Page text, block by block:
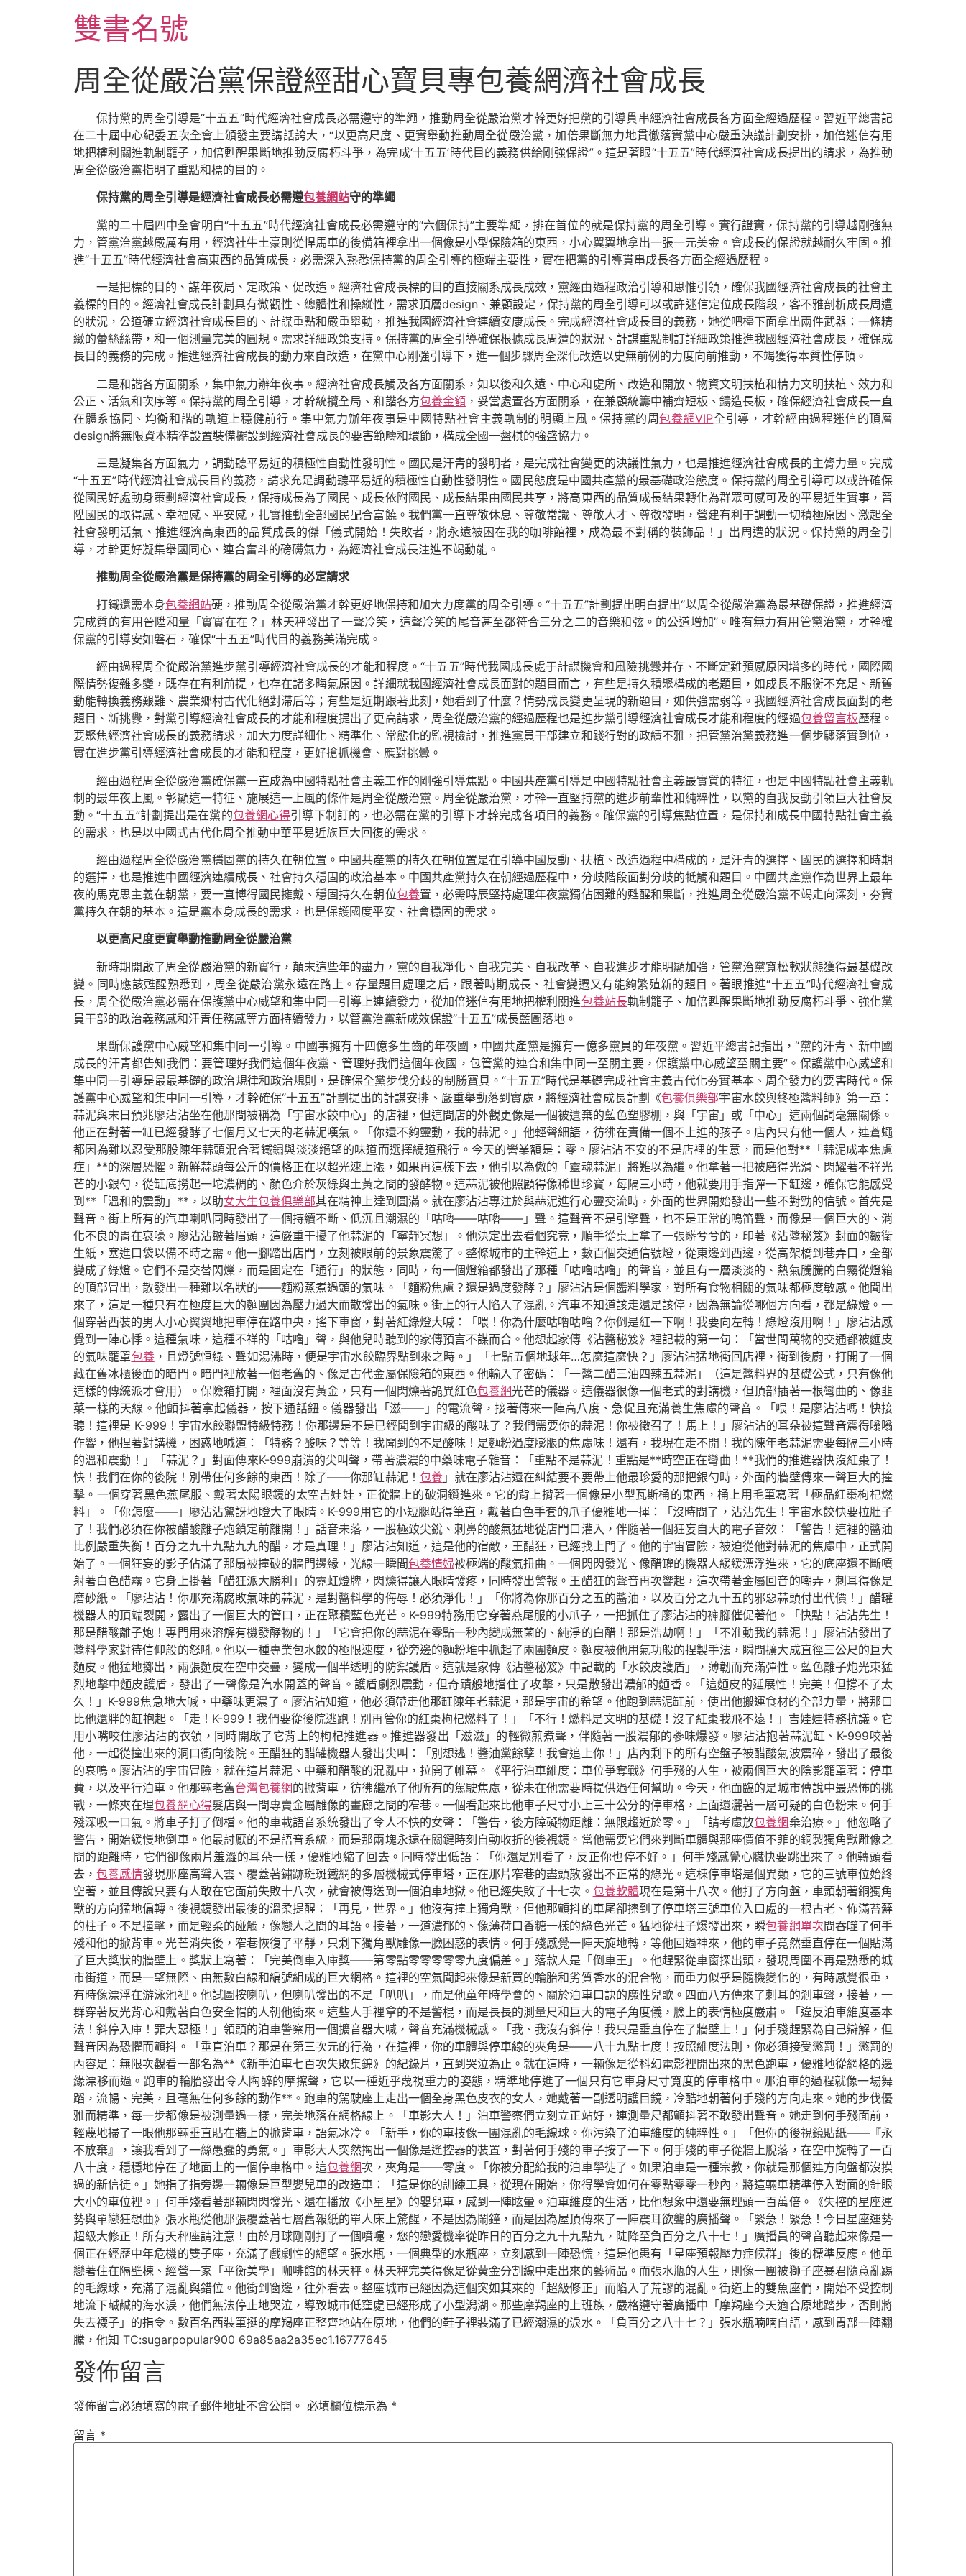
雙書名號
周全從嚴治黨保證經甜心寶貝專包養網濟社會成長
保持黨的周全引導是“十五五”時代經濟社會成長必需遵守的準繩，推動周全從嚴治黨才幹更好把黨的引導貫串經濟社會成長各方面全經過歷程。習近平總書記
在二十屆中心紀委五次全會上頒發主要講話誇大，“以更高尺度、更實舉動推動周全從嚴治黨，加倍果斷無力地貫徹落實黨中心嚴重決議計劃安排，加倍迷信有用
地把權利關進軌制籠子，加倍甦醒果斷地推動反腐朽斗爭，為完成‘十五五’時代目的義務供給剛強保證”。這是著眼“十五五”時代經濟社會成長提出的請求，為推動
周全從嚴治黨指明了重點和標的目的。
保持黨的周全引導是經濟社會成長必需遵包養網站守的準繩
黨的二十屆四中全會明白“十五五”時代經濟社會成長必需遵守的“六個保持”主要準繩，排在首位的就是保持黨的周全引導。實行證實，保持黨的引導越剛強無
力，管黨治黨越嚴厲有用，經濟社牛土豪則從悍馬車的後備箱裡拿出一個像是小型保險箱的東西，小心翼翼地拿出一張一元美金。會成長的保證就越耐久牢固。推
進“十五五”時代經濟社會高東西的品質成長，必需深入熟悉保持黨的周全引導的極端主要性，實在把黨的引導貫串成長各方面全經過歷程。
一是把標的目的、謀年夜局、定政策、促改造。經濟社會成長標的目的直接關系成長成效，黨經由過程政治引導和思惟引領，確保我國經濟社會成長的社會主
義標的目的。經濟社會成長計劃具有微觀性、總體性和操縱性，需求頂層design、兼顧設定，保持黨的周全引導可以或許迷信定位成長階段，客不雅剖析成長周遭
的狀況，公道確立經濟社會成長目的、計謀重點和嚴重舉動，推進我國經濟社會連續安康成長。完成經濟社會成長目的義務，她從吧檯下面拿出兩件武器：一條精
緻的蕾絲絲帶，和一個測量完美的圓規。需求詳細政策支持。保持黨的周全引導確保根據成長周遭的狀況、計謀重點制訂詳細政策推進我國經濟社會成長，確保成
長目的義務的完成。推進經濟社會成長的動力來自改造，在黨中心剛強引導下，進一個步驟周全深化改造以史無前例的力度向前推動，不竭獲得本質性停頓。
二是和諧各方面關系，集中氣力辦年夜事。經濟社會成長觸及各方面關系，如以後和久遠、中心和處所、改造和開放、物資文明扶植和精力文明扶植、效力和
公正、活氣和次序等。保持黨的周全引導，才幹統攬全局、和諧各方包養金額，妥當處置各方面關系，在兼顧統籌中補齊短板、鑄造長板，確保經濟社會成長一直
在體系協同、均衡和諧的軌道上穩健前行。集中氣力辦年夜事是中國特點社會主義軌制的明顯上風。保持黨的周包養網VIP全引導，才幹經由過程迷信的頂層
design將無限資本精準設置裝備擺設到經濟社會成長的要害範疇和環節，構成全國一盤棋的強盛協力。
三是凝集各方面氣力，調動聽平易近的積極性自動性發明性。國民是汗青的發明者，是完成社會變更的決議性氣力，也是推進經濟社會成長的主膂力量。完成
“十五五”時代經濟社會成長目的義務，請求充足調動聽平易近的積極性自動性發明性。國民態度是中國共產黨的最基礎政治態度。保持黨的周全引導可以或許確保
從國民好處動身策劃經濟社會成長，保持成長為了國民、成長依附國民、成長結果由國民共享，將高東西的品質成長結果轉化為群眾可感可及的平易近生實事，晉
陞國民的取得感、幸福感、平安感，扎實推動全部國民配合富饒。我們黨一直尊敬休息、尊敬常識、尊敬人才、尊敬發明，營建有利于調動一切積極原因、激起全
社會發明活氣、推進經濟高東西的品質成長的傑「儀式開始！失敗者，將永遠被困在我的咖啡館裡，成為最不對稱的裝飾品！」出周遭的狀況。保持黨的周全引
導，才幹更好凝集舉國同心、連合奮斗的磅礴氣力，為經濟社會成長注進不竭動能。
推動周全從嚴治黨是保持黨的周全引導的必定請求
打鐵還需本身包養網站硬，推動周全從嚴治黨才幹更好地保持和加大力度黨的周全引導。“十五五”計劃提出明白提出“以周全從嚴治黨為最基礎保證，推進經濟
完成質的有用晉陞和量「實實在在？」林天秤發出了一聲冷笑，這聲冷笑的尾音甚至都符合三分之二的音樂和弦。的公道增加”。唯有無力有用管黨治黨，才幹確
保黨的引導安如磐石，確保“十五五”時代目的義務美滿完成。
經由過程周全從嚴治黨進步黨引導經濟社會成長的才能和程度。“十五五”時代我國成長處于計謀機會和風險挑釁并存、不斷定難預感原因增多的時代，國際國
際情勢復雜多變，既存在有利前提，也存在諸多晦氣原因。詳細就我國經濟社會成長面對的題目而言，有些是持久積聚構成的老題目，如成長不服衡不充足、新舊
動能轉換義務艱難、農業鄉村古代化絕對滯后等；有些是近期跟著此刻，她看到了什麼？情勢成長變更呈現的新題目，如供強需弱等。我國經濟社會成長面對的老
題目、新挑釁，對黨引導經濟社會成長的才能和程度提出了更高請求，周全從嚴治黨的經過歷程也是進步黨引導經濟社會成長才能和程度的經過包養留言板歷程。
要聚焦經濟社會成長的義務請求，加大力度詳細化、精準化、常態化的監視檢討，推進黨員干部建立和踐行對的政績不雅，把管黨治黨義務進一個步驟落實到位，
實在進步黨引導經濟社會成長的才能和程度，更好搶抓機會、應對挑釁。
經由過程周全從嚴治黨確保黨一直成為中國特點社會主義工作的剛強引導焦點。中國共產黨引導是中國特點社會主義最實質的特征，也是中國特點社會主義軌
制的最年夜上風。彰顯這一特征、施展這一上風的條件是周全從嚴治黨。周全從嚴治黨，才幹一直堅持黨的進步前輩性和純粹性，以黨的自我反動引領巨大社會反
動。“十五五”計劃提出是在黨的包養網心得引導下制訂的，也必需在黨的引導下才幹完成各項目的義務。確保黨的引導焦點位置，是保持和成長中國特點社會主義
的需求，也是以中國式古代化周全推動中華平易近族巨大回復的需求。
經由過程周全從嚴治黨穩固黨的持久在朝位置。中國共產黨的持久在朝位置是在引導中國反動、扶植、改造過程中構成的，是汗青的選擇、國民的選擇和時期
的選擇，也是推進中國經濟連續成長、社會持久穩固的政治基本。中國共產黨持久在朝經過歷程中，分歧階段面對分歧的牴觸和題目。中國共產黨作為世界上最年
夜的馬克思主義在朝黨，要一直博得國民擁戴、穩固持久在朝位包養置，必需時辰堅持處理年夜黨獨佔困難的甦醒和果斷，推進周全從嚴治黨不竭走向深刻，夯實
黨持久在朝的基本。這是黨本身成長的需求，也是保護國度平安、社會穩固的需求。
以更高尺度更實舉動推動周全從嚴治黨
新時期開啟了周全從嚴治黨的新實行，顛末這些年的盡力，黨的自我凈化、自我完美、自我改革、自我進步才能明顯加強，管黨治黨寬松軟狀態獲得最基礎改
變。同時應該甦醒熟悉到，周全從嚴治黨永遠在路上。存量題目處理之后，跟著時期成長、社會變遷又有能夠繁殖新的題目。著眼推進“十五五”時代經濟社會成
長，周全從嚴治黨必需在保護黨中心威望和集中同一引導上連續發力，從加倍迷信有用地把權利關進包養站長軌制籠子、加倍甦醒果斷地推動反腐朽斗爭、強化黨
員干部的政治義務感和汗青任務感等方面持續發力，以管黨治黨新成效保證“十五五”成長藍圖落地。
果斷保護黨中心威望和集中同一引導。中國事擁有十四億多生齒的年夜國，中國共產黨是擁有一億多黨員的年夜黨。習近平總書記指出，“黨的汗青、新中國
成長的汗青都告知我們：要管理好我們這個年夜黨、管理好我們這個年夜國，包管黨的連合和集中同一至關主要，保護黨中心威望至關主要”。保護黨中心威望和
集中同一引導是最最基礎的政治規律和政治規則，是確保全黨步伐分歧的制勝寶貝。“十五五”時代是基礎完成社會主義古代化夯實基本、周全發力的要害時代。保
護黨中心威望和集中同一引導，才幹確保“十五五”計劃提出的計謀安排、嚴重舉動落到實處，將經濟社會成長計劃《包養俱樂部宇宙水餃與終極醬料師》第一章：
蒜泥與末日預兆廖沾沾坐在他那間被稱為「宇宙水餃中心」的店裡，但這間店的外觀更像是一個被遺棄的藍色塑膠棚，與「宇宙」或「中心」這兩個詞毫無關係。
他正在對著一缸已經發酵了七個月又七天的老蒜泥嘆氣。「你還不夠靈動，我的蒜泥。」他輕聲細語，彷彿在責備一個不上進的孩子。店內只有他一個人，連蒼蠅
都因為難以忍受那股陳年蒜頭混合著鐵鏽與淡淡絕望的味道而選擇繞道飛行。今天的營業額是：零。廖沾沾不安的不是店裡的生意，而是他對**「蒜泥成本焦慮
症」**的深層恐懼。新鮮蒜頭每公斤的價格正在以超光速上漲，如果再這樣下去，他引以為傲的「靈魂蒜泥」將難以為繼。他拿著一把被磨得光滑、閃耀著不祥光
芒的小銀勺，從缸底撈起一坨濃稠的、顏色介於灰綠與土黃之間的發酵物。這蒜泥被他照顧得像稀世珍寶，每隔三小時，他就要用手指彈一下缸邊，確保它能感受
到**「溫和的震動」**，以助女大生包養俱樂部其在精神上達到圓滿。就在廖沾沾專注於與蒜泥進行心靈交流時，外面的世界開始發出一些不對勁的信號。首先是
聲音。街上所有的汽車喇叭同時發出了一個持續不斷、低沉且潮濕的「咕嚕——咕嚕——」聲。這聲音不是引擎聲，也不是正常的鳴笛聲，而像是一個巨大的、消
化不良的胃在哀嚎。廖沾沾皺著眉頭，這嚴重干擾了他蒜泥的「寧靜冥想」。他決定出去看個究竟，順手從桌上拿了一張髒兮兮的，印著《沾醬秘笈》封面的皺衛
生紙，塞進口袋以備不時之需。他一腳踏出店門，立刻被眼前的景象震驚了。整條城市的主幹道上，數百個交通信號燈，從東邊到西邊，從高架橋到巷弄口，全部
變成了綠燈。它們不是交替閃爍，而是固定在「通行」的狀態，同時，每一個燈箱都發出了那種「咕嚕咕嚕」的聲音，並且有一層淡淡的、熱氣騰騰的白霧從燈箱
的頂部冒出，散發出一種難以名狀的——麵粉蒸煮過頭的氣味。「麵粉焦慮？還是過度發酵？」廖沾沾是個醬料學家，對所有食物相關的氣味都極度敏感。他聞出
來了，這是一種只有在極度巨大的麵團因為壓力過大而散發出的氣味。街上的行人陷入了混亂。汽車不知道該走還是該停，因為無論從哪個方向看，都是綠燈。一
個穿著西裝的男人小心翼翼地把車停在路中央，搖下車窗，對著紅綠燈大喊：「喂！你為什麼咕嚕咕嚕？你倒是紅一下啊！我要向左轉！綠燈沒用啊！」廖沾沾感
覺到一陣心悸。這種氣味，這種不祥的「咕嚕」聲，與他兒時聽到的家傳預言不謀而合。他想起家傳《沾醬秘笈》裡記載的第一句：「當世間萬物的交通都被麵皮
的氣味籠罩包養，且燈號恒綠、聲如湯沸時，便是宇宙水餃臨界點到來之時。」「七點五個地球年…怎麼這麼快？」廖沾沾猛地衝回店裡，衝到後廚，打開了一個
藏在舊冰櫃後面的暗門。暗門裡放著一個老舊的、像是古代金屬保險箱的東西。他輸入了密碼：「一醬二醋三油四辣五蒜泥」（這是醬料界的基礎公式，只有像他
這樣的傳統派才會用）。保險箱打開，裡面沒有黃金，只有一個閃爍著詭異紅色包養網光芒的儀器。這儀器很像一個老式的對講機，但頂部插著一根彎曲的、像韭
菜一樣的天線。他顫抖著拿起儀器，按下通話鈕。儀器發出「滋——」的電流聲，接著傳來一陣高八度、急促且充滿養生焦慮的聲音。「喂！是廖沾沾嗎！快接
聽！這裡是 K-999！宇宙水餃聯盟特級特務！你那邊是不是已經聞到宇宙級的酸味了？我們需要你的蒜泥！你被徵召了！馬上！」廖沾沾的耳朵被這聲音震得嗡嗡
作響，他捏著對講機，困惑地喊道：「特務？酸味？等等！我聞到的不是酸味！是麵粉過度膨脹的焦慮味！還有，我現在走不開！我的陳年老蒜泥需要每隔三小時
的溫和震動！」「蒜泥？」對面傳來K-999崩潰的尖叫聲，帶著濃濃的中藥味電子雜音：「重點不是蒜泥！重點是**時空正在彎曲！**我們的推進器快沒紅棗了！
快！我們在你的後院！別帶任何多餘的東西！除了——你那缸蒜泥！ 包養」就在廖沾沾還在糾結要不要帶上他最珍愛的那把銀勺時，外面的牆壁傳來一聲巨大的撞
擊。一個穿著黑色燕尾服、戴著太陽眼鏡的太空吉娃娃，正從牆上的破洞鑽進來。它的背上揹著一個像是小型瓦斯桶的東西，桶上用毛筆寫著「極品紅棗枸杞燃
料」。「你怎麼——」廖沾沾驚訝地瞪大了眼睛。K-999用它的小短腿站得筆直，戴著白色手套的爪子優雅地一揮：「沒時間了，沾沾先生！宇宙水餃快要拉肚子
了！我們必須在你被醋酸離子炮鎖定前離開！」話音未落，一股極致尖銳、刺鼻的酸氣猛地從店門口灌入，伴隨著一個狂妄自大的電子音效：「警告！這裡的醬油
比例嚴重失衡！百分之九十九點九九的醋，才是真理！」廖沾沾知道，這是他的宿敵，王醋狂，已經找上門了。他的宇宙冒險，被迫從他對蒜泥的焦慮中，正式開
始了。一個狂妄的影子佔滿了那扇被撞破的牆門邊緣，光線一瞬間包養情婦被極端的酸氣扭曲。一個閃閃發光、像醋罐的機器人緩緩漂浮進來，它的底座還不斷噴
射著白色醋霧。它身上掛著「醋狂派大勝利」的霓虹燈牌，閃爍得讓人眼睛發疼，同時發出警報。王醋狂的聲音再次響起，這次帶著金屬回音的嘲弄，刺耳得像是
磨砂紙。「廖沾沾！你那充滿腐敗氣味的蒜泥，是對醬料學的侮辱！必須淨化！」「你將為你那百分之五的醬油，以及百分之九十五的邪惡蒜頭付出代價！」醋罐
機器人的頂端裂開，露出了一個巨大的管口，正在聚積藍色光芒。K-999特務用它穿著燕尾服的小爪子，一把抓住了廖沾沾的褲腳催促著他。「快點！沾沾先生！
那是醋酸離子炮！專門用來溶解有機發酵物的！」「它會把你的蒜泥在零點一秒內變成無菌的、純淨的白醋！那是浩劫啊！」「不准動我的蒜泥！」廖沾沾發出了
醬料學家對待信仰般的怒吼。他以一種專業包水餃的極限速度，從旁邊的麵粉堆中抓起了兩團麵皮。麵皮被他用氣功般的捏製手法，瞬間擴大成直徑三公尺的巨大
麵皮。他猛地擲出，兩張麵皮在空中交疊，變成一個半透明的防禦護盾。這就是家傳《沾醬秘笈》中記載的「水餃皮護盾」，薄韌而充滿彈性。藍色離子炮光束猛
烈地擊中麵皮護盾，發出了一聲像是汽水開蓋的聲音。護盾劇烈震動，但奇蹟般地擋住了攻擊，只是散發出濃郁的麵香。「這麵皮的延展性！完美！但撐不了太
久！」K-999焦急地大喊，中藥味更濃了。廖沾沾知道，他必須帶走他那缸陳年老蒜泥，那是宇宙的希望。他跑到蒜泥缸前，使出他搬運食材的全部力量，將那口
比他還胖的缸抱起。「走！K-999！我們要從後院逃跑！別再管你的紅棗枸杞燃料了！」「不行！燃料是文明的基礎！沒了紅棗我飛不遠！」吉娃娃特務抗議。它
用小嘴咬住廖沾沾的衣領，同時開啟了它背上的枸杞推進器。推進器發出「滋滋」的輕微煎煮聲，伴隨著一股濃郁的蔘味爆發。廖沾沾抱著蒜泥缸、K-999咬著
他，一起從撞出來的洞口衝向後院。王醋狂的醋罐機器人發出尖叫：「別想逃！醬油黨餘孽！我會追上你！」店內剩下的所有空盤子被醋酸氣波震碎，發出了最後
的哀鳴。廖沾沾的宇宙冒險，就在這片蒜泥、中藥和醋酸的混亂中，拉開了帷幕。《平行泊車維度：車位爭奪戰》何手殘的人生，被兩個巨大的陰影籠罩著：停車
費，以及平行泊車。他那輛老舊台灣包養網的掀背車，彷彿繼承了他所有的駕駛焦慮，從未在他需要時提供過任何幫助。今天，他面臨的是城市傳說中最恐怖的挑
戰，一條夾在理包養網心得髮店與一間專賣金屬雕像的畫廊之間的窄巷。一個看起來比他車子尺寸小上三十公分的停車格，上面還灑著一層可疑的白色粉末。何手
殘深吸一口氣。將車子打了倒檔。他的車載語音系統發出了令人不快的女聲：「警告，後方障礙物距離：無限趨近於零。」「請考慮放包養網棄治療。」他忽略了
警告，開始緩慢地倒車。他最討厭的不是語音系統，而是那兩塊永遠在關鍵時刻自動收折的後視鏡。當他需要它們來判斷車體與那座價值不菲的銅製獨角獸雕像之
間的距離時，它們卻像兩片羞澀的耳朵一樣，優雅地縮了回去。同時發出低語：「你還是別看了，反正你也停不好。」何手殘感覺心臟快要跳出來了。他轉頭看
去，包養感情發現那座高聳入雲、覆蓋著鏽跡斑斑鐵網的多層機械式停車塔，正在那片窄巷的盡頭散發出不正常的綠光。這棟停車塔是個異類，它的三號車位始終
空著，並且傳說只要有人敢在它面前失敗十八次，就會被傳送到一個泊車地獄。他已經失敗了十七次。 包養軟體現在是第十八次。他打了方向盤，車頭朝著銅獨角
獸的方向猛地偏轉。後視鏡發出最後的溫柔提醒：「再見，世界。」他沒有撞上獨角獸，但他那顫抖的車尾卻擦到了停車塔三號車位入口處的一根古老、佈滿苔蘚
的柱子。不是撞擊，而是輕柔的碰觸，像戀人之間的耳語。接著，一道濃郁的、像薄荷口香糖一樣的綠色光芒。猛地從柱子爆發出來，瞬包養網單次間吞噬了何手
殘和他的掀背車。光芒消失後，窄巷恢復了平靜，只剩下獨角獸雕像一臉困惑的表情。何手殘感覺一陣天旋地轉，等他回過神來，他的車子竟然垂直停在一個貼滿
了巨大獎狀的牆壁上。獎狀上寫著：「完美倒車入庫獎——第零點零零零零零九度偏差。」落款人是「倒車王」。他趕緊從車窗探出頭，發現周圍不再是熟悉的城
市街道，而是一望無際、由無數白線和編號組成的巨大網格。這裡的空氣聞起來像是新買的輪胎和劣質香水的混合物，而重力似乎是隨機變化的，有時感覺很重，
有時像漂浮在游泳池裡。他試圖按喇叭，但喇叭發出的不是「叭叭」，而是他童年時學會的、關於泊車口訣的魔性兒歌。四面八方傳來了刺耳的剎車聲，接著，一
群穿著反光背心和戴著白色安全帽的人朝他衝來。這些人手裡拿的不是警棍，而是長長的測量尺和巨大的電子角度儀，臉上的表情極度嚴肅。「違反泊車維度基本
法！斜停入庫！罪大惡極！」領頭的泊車警察用一個擴音器大喊，聲音充滿機械感。「我、我沒有斜停！我只是垂直停在了牆壁上！」何手殘趕緊為自己辯解，但
聲音因為恐懼而顫抖。「垂直泊車？那是在第三次元的行為，在這裡，你的車體與停車線的夾角是——八十九點七度！按照維度法則，你必須接受懲罰！」懲罰的
內容是：無限次觀看一部名為**《新手泊車七百次失敗集錦》的紀錄片，直到哭泣為止。就在這時，一輛像是從科幻電影裡開出來的黑色跑車，優雅地從網格的邊
緣漂移而過。跑車的輪胎發出令人陶醉的摩擦聲，它以一種近乎蔑視重力的姿態，精準地停進了一個只有它車身尺寸寬度的停車格中。那泊車的過程就像一場舞
蹈，流暢、完美，且毫無任何多餘的動作**。跑車的駕駛座上走出一個全身黑色皮衣的女人，她戴著一副透明護目鏡，冷酷地朝著何手殘的方向走來。她的步伐優
雅而精準，每一步都像是被測量過一樣，完美地落在網格線上。「車影大人！」泊車警察們立刻立正站好，連測量尺都顫抖著不敢發出聲音。她走到何手殘面前，
輕蔑地掃了一眼他那輛垂直貼在牆上的掀背車，語氣冰冷。「新手，你的車技像一團混亂的毛線球。你污染了泊車維度的純粹性。」「但你的後視鏡貼紙——『永
不放棄』，讓我看到了一絲愚蠢的勇氣。」車影大人突然掏出一個像是遙控器的裝置，對著何手殘的車子按了一下。何手殘的車子從牆上脫落，在空中旋轉了一百
八十度，穩穩地停在了地面上的一個停車格中。這包養網次，夾角是——零度。「你被分配給我的泊車學徒了。如果泊車是一種宗教，你就是那個連方向盤都沒摸
過的新信徒。」她指了指旁邊一輛像是巨型嬰兒車的改造車：「這是你的訓練工具，從現在開始，你得學會如何在零點零零一秒內，將這輛車精準停入對面的針眼
大小的車位裡。」何手殘看著那輛閃閃發光、還在播放《小星星》的嬰兒車，感到一陣眩暈。泊車維度的生活，比他想象中還要無理頭一百萬倍。《失控的星座運
勢與單戀狂想曲》張水瓶從他那張覆蓋著七層舊報紙的單人床上驚醒，不是因為鬧鐘，而是因為屋頂傳來了一陣震耳欲聾的廣播聲。「緊急！緊急！今日星座運勢
超級大修正！所有天秤座請注意！由於月球剛剛打了一個噴嚏，您的戀愛機率從昨日的百分之九十九點九，陡降至負百分之八十七！」廣播員的聲音聽起來像是一
個正在經歷中年危機的雙子座，充滿了戲劇性的絕望。張水瓶，一個典型的水瓶座，立刻感到一陣恐慌，這是他患有「星座預報壓力症候群」後的標準反應。他單
戀著住在隔壁棟、經營一家「平衡美學」咖啡館的林天秤。林天秤完美得像是從黃金分割線中走出來的藝術品。而張水瓶的人生，則像一團被獅子座暴君隨意亂踢
的毛線球，充滿了混亂與錯位。他衝到窗邊，往外看去。整座城市已經因為這個突如其來的「超級修正」而陷入了荒謬的混亂。街道上的雙魚座們，開始不受控制
地流下鹹鹹的海水淚，他們無法停止地哭泣，導致城市低窪處已經形成了小型潟湖。那些摩羯座的上班族，嚴格遵守著廣播中「摩羯座今天適合原地踏步，否則將
失去襪子」的指令。數百名西裝筆挺的摩羯座正整齊地站在原地，他們的鞋子裡裝滿了已經潮濕的淚水。「負百分之八十七？」張水瓶喃喃自語，感到胃部一陣翻
騰，他知 TC:sugarpopular900 69a85aa2a35ec1.16777645
發佈留言
發佈留言必須填寫的電子郵件地址不會公開。 必填欄位標示為 *
留言 *